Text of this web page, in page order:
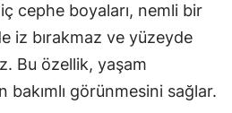
iç cephe boyaları, nemli bir
iz bırakmaz ve yüzeyde
Bu özellik, yaşam
bakımlı görünmesini sağlar.